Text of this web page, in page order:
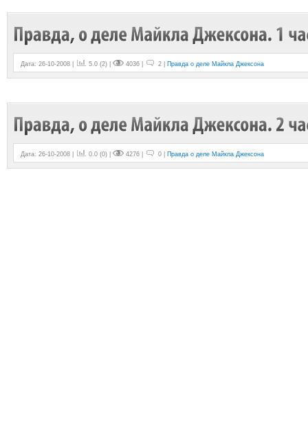
Дата: 26-10-2008 | 5.0 (2) | 4036 | 2 | Правда о деле Майкла Джексона
Дата: 26-10-2008 | 0.0 (0) | 4276 | 0 | Правда о деле Майкла Джексона